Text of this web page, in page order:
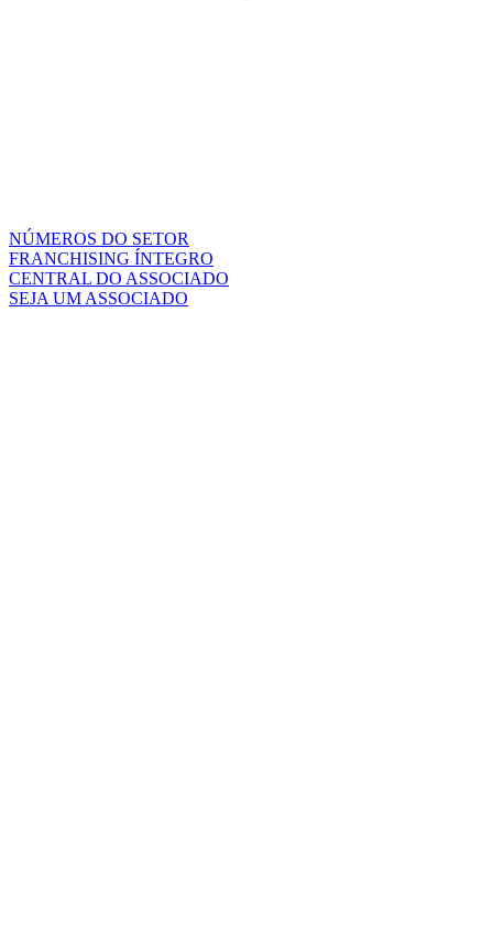
NÚMEROS DO SETOR
FRANCHISING ÍNTEGRO
CENTRAL DO ASSOCIADO
SEJA UM ASSOCIADO